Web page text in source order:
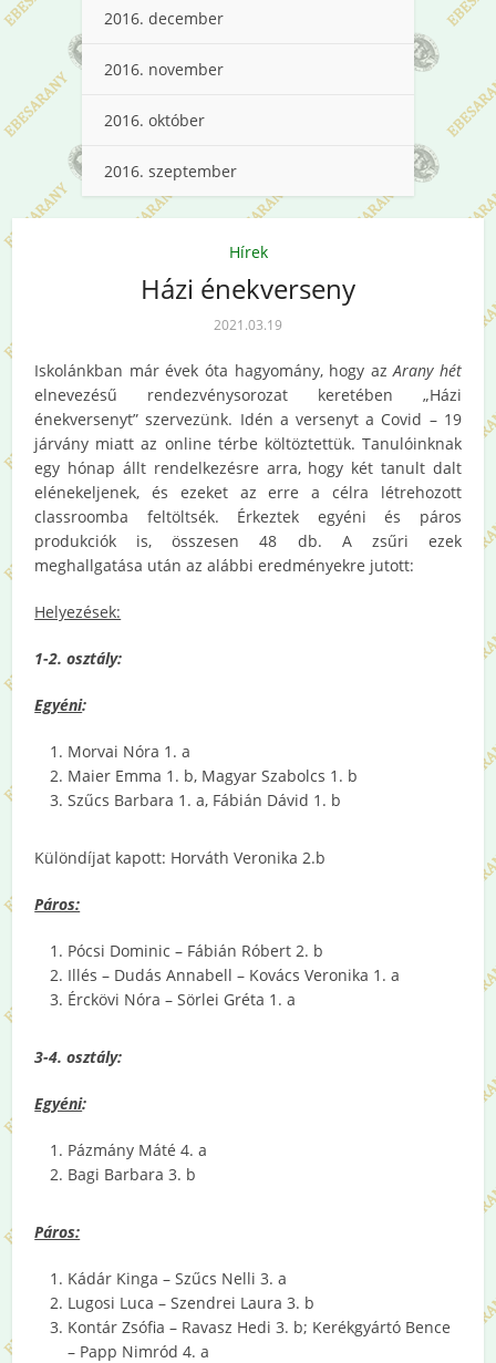
2016. december
2016. november
2016. október
2016. szeptember
Hírek
Házi énekverseny
2021.03.19
Iskolánkban már évek óta hagyomány, hogy azArany hét
elnevezésű rendezvénysorozat keretében „Házi
énekversenyt” szervezünk. Idén a versenyt a Covid – 19
járvány miatt az online térbe költöztettük. Tanulóinknak
egy hónap állt rendelkezésre arra, hogy két tanult dalt
elénekeljenek, és ezeket az erre a célra létrehozott
classroomba feltöltsék. Érkeztek egyéni és páros
produkciók is, összesen 48 db. A zsűri ezek
meghallgatása után az alábbi eredményekre jutott:
Helyezések:
1-2. osztály:
Egyéni:
Morvai Nóra 1. a
Maier Emma 1. b, Magyar Szabolcs 1. b
Szűcs Barbara 1. a, Fábián Dávid 1. b
Különdíjat kapott: Horváth Veronika 2.b
Páros:
Pócsi Dominic – Fábián Róbert 2. b
Illés – Dudás Annabell – Kovács Veronika 1. a
Érckövi Nóra – Sörlei Gréta 1. a
3-4. osztály:
Egyéni:
Pázmány Máté 4. a
Bagi Barbara 3. b
Páros:
Kádár Kinga – Szűcs Nelli 3. a
Lugosi Luca – Szendrei Laura 3. b
Kontár Zsófia – Ravasz Hedi 3. b; Kerékgyártó Bence
– Papp Nimród 4. a